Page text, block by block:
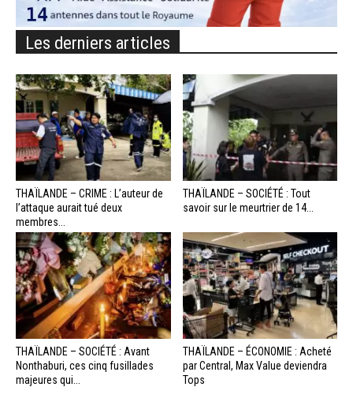
Les derniers articles
THAÏLANDE – CRIME : L’auteur de
l’attaque aurait tué deux
membres...
THAÏLANDE – SOCIÉTÉ : Tout
savoir sur le meurtrier de 14...
THAÏLANDE – SOCIÉTÉ : Avant
Nonthaburi, ces cinq fusillades
majeures qui...
THAÏLANDE – ÉCONOMIE : Acheté
par Central, Max Value deviendra
Tops